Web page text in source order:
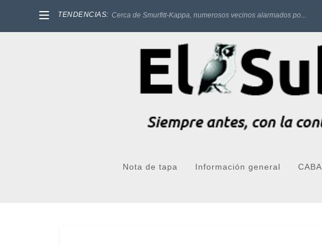
TENDENCIAS: Cerca de Smurfitt-Kappa, numerosos vecinos alarmados po...
Nota de tapa Información general CABA